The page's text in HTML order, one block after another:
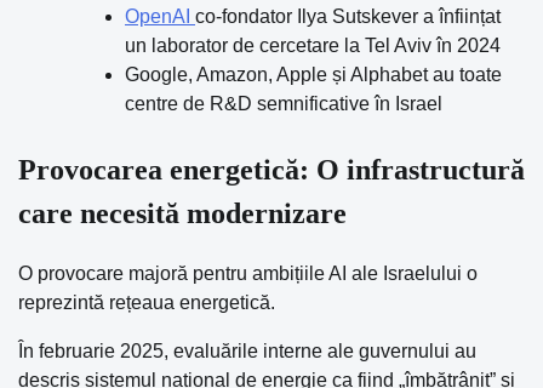
OpenAI co-fondator Ilya Sutskever a înființat
un laborator de cercetare la Tel Aviv în 2024
Google, Amazon, Apple și Alphabet au toate
centre de R&D semnificative în Israel
Provocarea energetică: O infrastructură
care necesită modernizare
O provocare majoră pentru ambițiile AI ale Israelului o
reprezintă rețeaua energetică.
În februarie 2025, evaluările interne ale guvernului au
descris sistemul național de energie ca fiind „îmbătrânit” și